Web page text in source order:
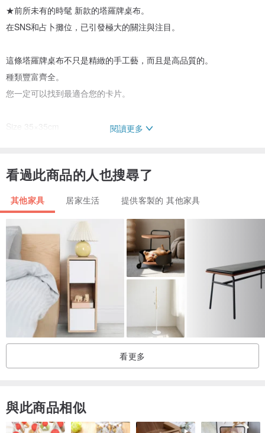
★前所未有的時髦 新款的塔羅牌桌布。
在SNS和占卜攤位，已引發極大的關注與注目。
這條塔羅牌桌布不只是精緻的手工藝，而且是高品質的。
種類豐富齊全。
您一定可以找到最適合您的卡片。
Size 35×35cm
猫円（NEKOMARU）
塔羅牌占卜師
太陽星座是金牛座，月亮星座是天蠍座。
經營古著店十年後，成為占卜師和塔羅牌桌布的設計師。
用敏銳的審美眼光選擇材料，製作出講究於細節設計的真正有價值的
塔羅牌桌布。
座右銘是絕對不會妥協。
我要堅持獨創性的設計跟追求美麗的作品！
做出充滿個性及注重細節，令人耳目一新的作品
我期待有人喜歡我設計的塔羅牌桌布。
注意事項
閱讀更多
看過此商品的人也搜尋了
其他家具 居家生活 提供客製的 其他家具
看更多
與此商品相似